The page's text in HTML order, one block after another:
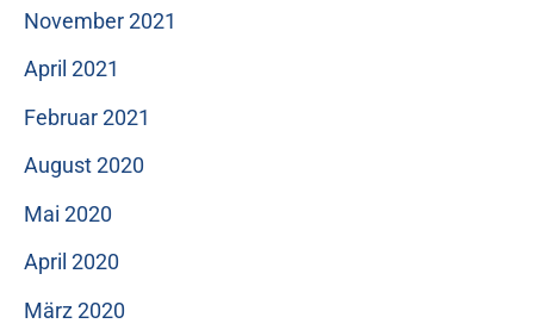
November 2021
April 2021
Februar 2021
August 2020
Mai 2020
April 2020
März 2020